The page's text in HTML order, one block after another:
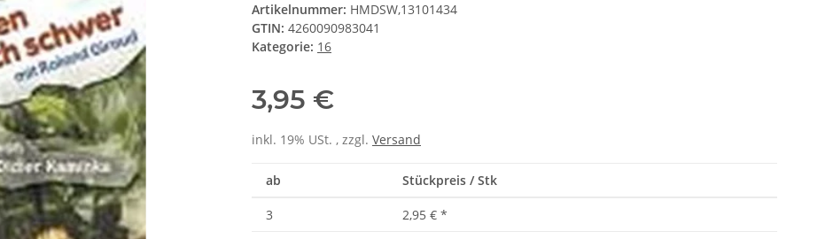
Artikelnummer: HMDSW,13101434
GTIN: 4260090983041
Kategorie: 16
3,95 €
inkl. 19% USt. , zzgl. Versand
ab Stückpreis / Stk
3 2,95 € *